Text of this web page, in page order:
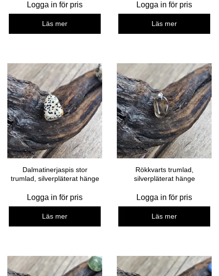
Logga in för pris
Läs mer
Logga in för pris
Läs mer
Dalmatinerjaspis stor
trumlad, silverpläterat hänge
Logga in för pris
Läs mer
Rökkvarts trumlad,
silverpläterat hänge
Logga in för pris
Läs mer